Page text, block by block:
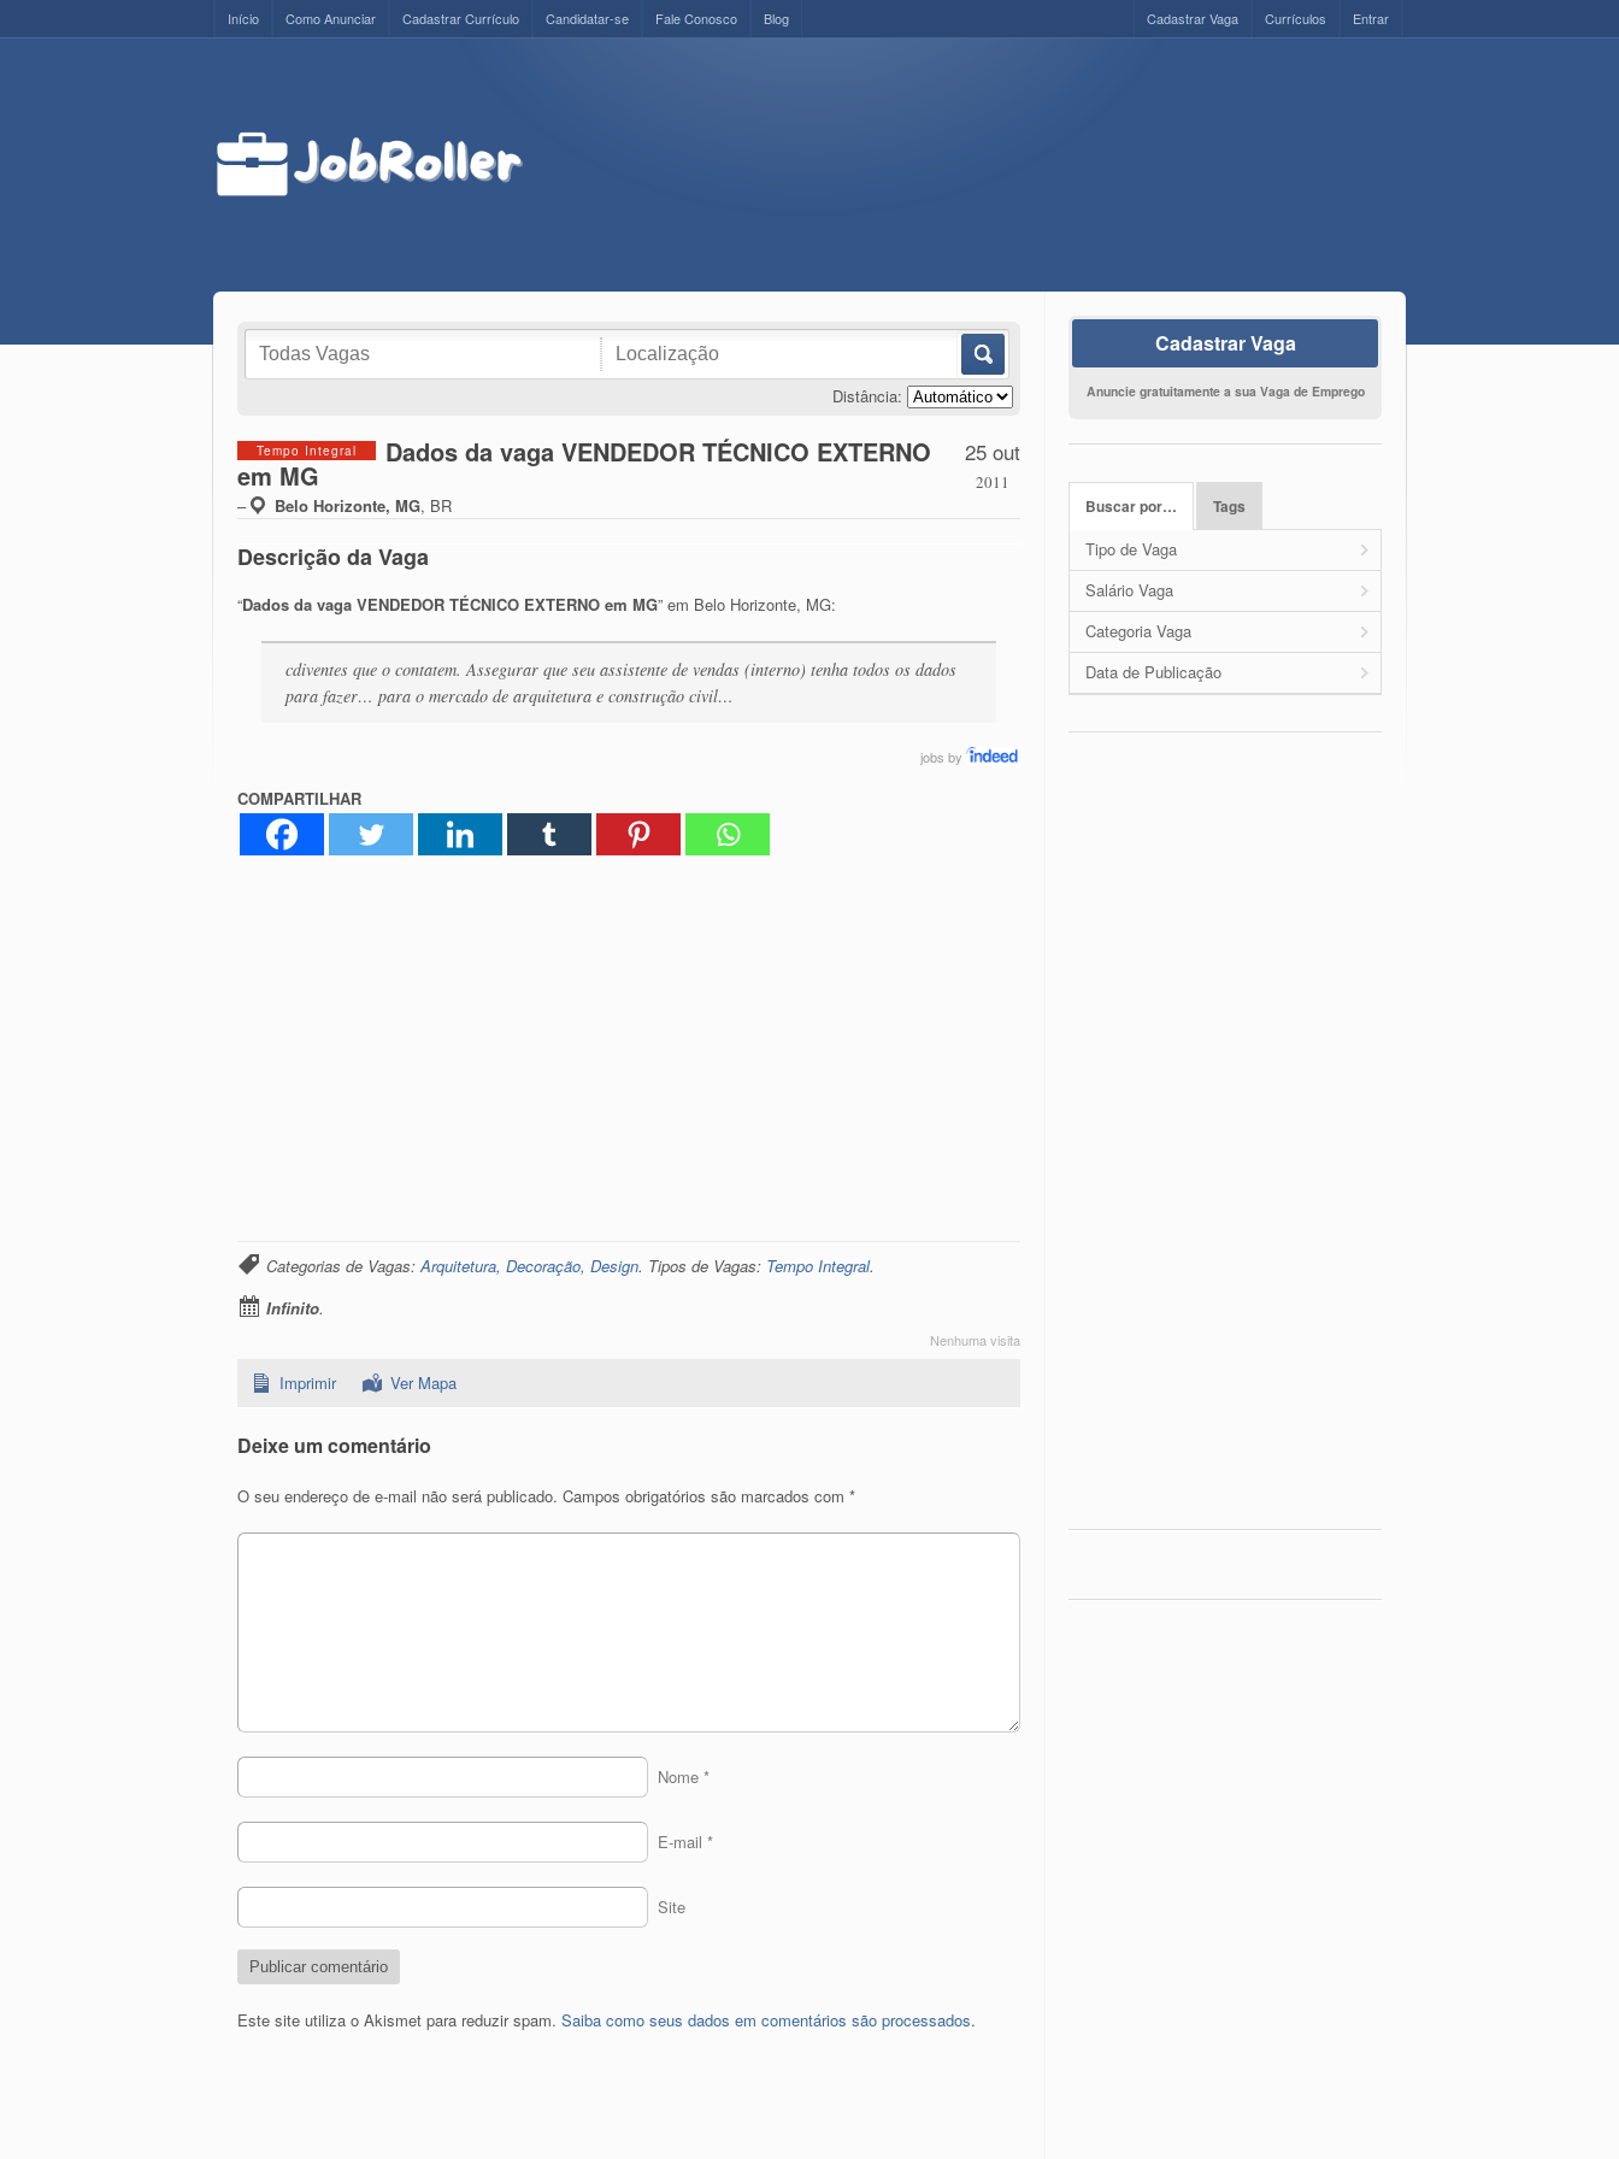
Início Como Anunciar Cadastrar Currículo Candidatar-se Fale Conosco Blog Entrar
Currículos
Cadastrar Vaga
Distância:
25 out
2011
Tempo Integral Dados da vaga VENDEDOR TÉCNICO EXTERNO
em MG
– Belo Horizonte, MG, BR
Descrição da Vaga
“Dados da vaga VENDEDOR TÉCNICO EXTERNO em MG” em Belo Horizonte, MG:
cdiventes que o contatem. Assegurar que seu assistente de vendas (interno) tenha todos os dados
para fazer… para o mercado de arquitetura e construção civil…
jobs by
COMPARTILHAR
Categorias de Vagas:Arquitetura, Decoração, Design. Tipos de Vagas: Tempo Integral.
Infinito.
Nenhuma visita
Imprimir Ver Mapa
Deixe um comentário
O seu endereço de e-mail não será publicado. Campos obrigatórios são marcados com *
Nome *
E-mail *
Site
Este site utiliza o Akismet para reduzir spam. Saiba como seus dados em comentários são processados.
Cadastrar Vaga
Anuncie gratuitamente a sua Vaga de Emprego
Buscar por… Tags
Tipo de Vaga
Salário Vaga
Categoria Vaga
Data de Publicação